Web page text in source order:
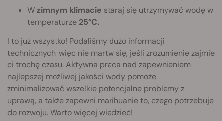
Wzimnym klimacie staraj się utrzymywać wodę w
temperaturze 25°C.
I to już wszystko! Podaliśmy dużo informacji
technicznych, więc nie martw się, jeśli zrozumienie zajmie
ci trochę czasu. Aktywna praca nad zapewnieniem
najlepszej możliwej jakości wody pomoże
zminimalizować wszelkie potencjalne problemy z
uprawą, a także zapewni marihuanie to, czego potrzebuje
do rozwoju. Warto więcej wiedzieć!